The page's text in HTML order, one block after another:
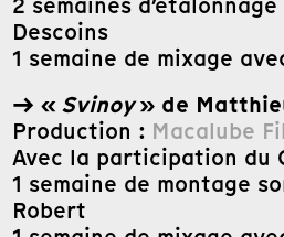
Descoins
1 semaine de mixage
→ « Svinoy» de
Production : Macalube
Avec la participation du
1 semaine de montage
Robert